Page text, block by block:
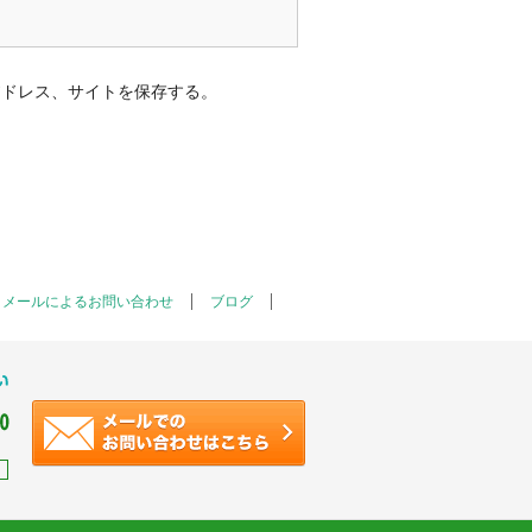
レス、サイトを保存する。
メールによるお問い合わせ ブログ